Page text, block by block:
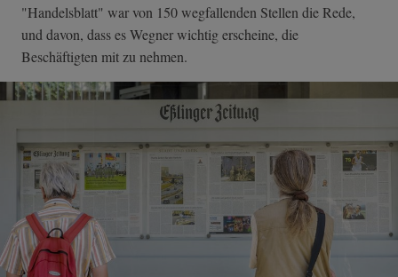
"Handelsblatt" war von 150 wegfallenden Stellen die Rede,
und davon, dass es Wegner wichtig erscheine, die
Beschäftigten mit zu nehmen.